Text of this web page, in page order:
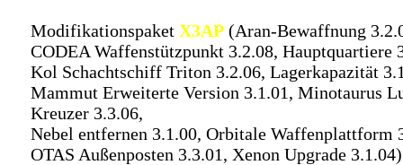
Modifikationspaket X3AP (Aran-Bewaffnung
CODEA Waffenstützpunkt 3.2.08, Hauptquartiere
Kol Schachtschiff Triton 3.2.06, Lagerkapazität
Mammut Erweiterte Version 3.1.01, Minotaurus
Kreuzer 3.3.06,
Nebel entfernen 3.1.00, Orbitale Waffenplattform
OTAS Außenposten 3.3.01, Xenon Upgrade 3.1.04)